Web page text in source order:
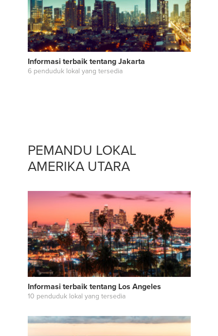
Informasi terbaik tentang Jakarta
6 penduduk lokal yang tersedia
PEMANDU LOKAL
AMERIKA UTARA
Informasi terbaik tentang Los Angeles
10 penduduk lokal yang tersedia